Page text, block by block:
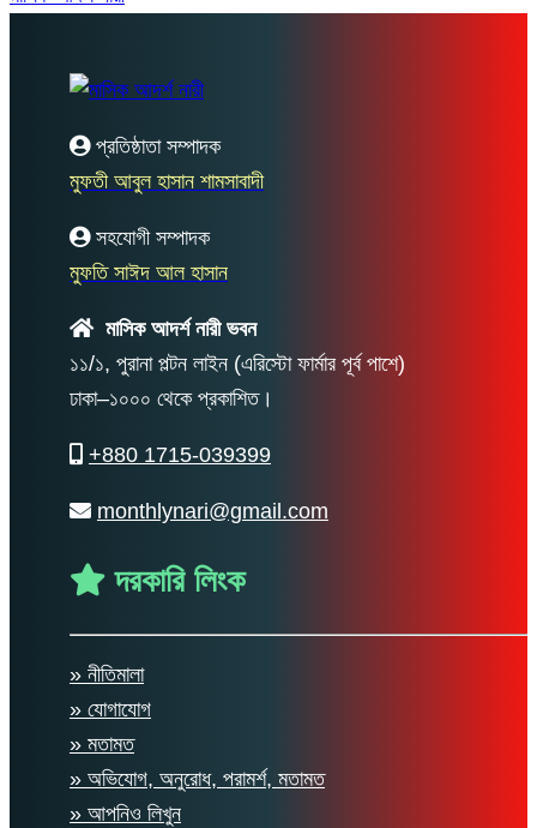
প্রতিষ্ঠাতা সম্পাদক
মুফতী আবুল হাসান শামসাবাদী
সহযোগী সম্পাদক
মুফতি সাঈদ আল হাসান
মাসিক আদর্শ নারী ভবন
১১/১, পুরানা পল্টন লাইন (এরিস্টো ফার্মার পূর্ব পাশে)
ঢাকা–১০০০ থেকে প্রকাশিত।
+880 1715-039399
monthlynari@gmail.com
দরকারি লিংক
» নীতিমালা
» যোগাযোগ
» মতামত
» অভিযোগ, অনুরোধ, পরামর্শ, মতামত
» আপনিও লিখুন